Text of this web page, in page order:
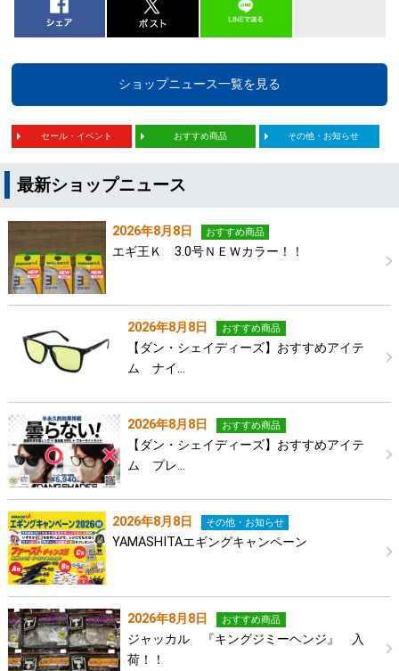
ショップニュース一覧を見る
セール・イベント おすすめ商品 その他・お知らせ
最新ショップニュース
2026年8月8日 おすすめ商品
エギ王Ｋ 3.0号ＮＥＷカラー！！
2026年8月8日 おすすめ商品
【ダン・シェイディーズ】おすすめアイテ
ム ナイ…
2026年8月8日 おすすめ商品
【ダン・シェイディーズ】おすすめアイテ
ム プレ…
2026年8月8日 その他・お知らせ
YAMASHITAエギングキャンペーン
2026年8月8日 おすすめ商品
ジャッカル 『キングジミーヘンジ』 入
荷！！